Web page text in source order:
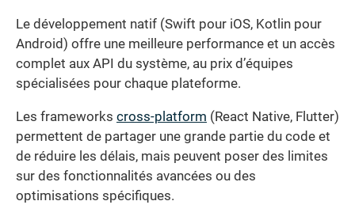
Le développement natif (Swift pour iOS, Kotlin pour
Android) offre une meilleure performance et un accès
complet aux API du système, au prix d’équipes
spécialisées pour chaque plateforme.
Les frameworks cross-platform (React Native, Flutter)
permettent de partager une grande partie du code et
de réduire les délais, mais peuvent poser des limites
sur des fonctionnalités avancées ou des
optimisations spécifiques.